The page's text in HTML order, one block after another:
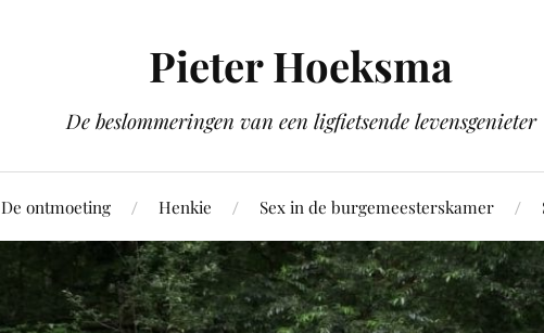
Pieter Hoeksma
De beslommeringen van een ligfietsende levensgenieter
De ontmoeting Henkie Sex in de burgemeesterskamer